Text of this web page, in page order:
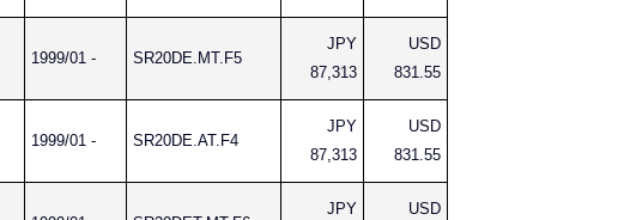
1999/01 - SR20DE.MT.F5
JPY
87,313
USD
831.55
1999/01 - SR20DE.AT.F4
JPY
87,313
USD
831.55
JPY
USD